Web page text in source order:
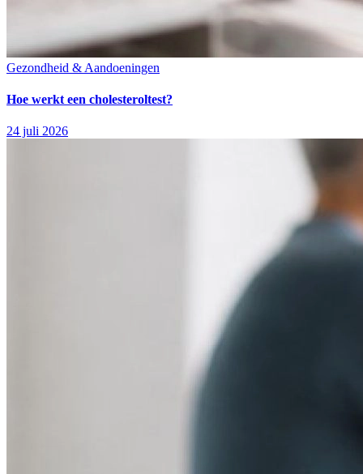
Gezondheid & Aandoeningen
Hoe werkt een cholesteroltest?
24 juli 2026